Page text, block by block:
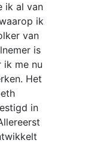
ik al van
ik
van
is
ik me nu
Het
in